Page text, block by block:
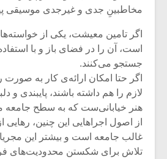
مخاطبینِ جدی و غیرجدی موسیقی
اگر تامین معیشت، یکی از
است، آن را در فضای باز و با
جستجو می‌کنند.
اگر حتا امکان ارائه‌ی کار به
لازم را هم داشته باشند، پایبندی و
هنر خیابانی‌ست که به سطح
از اصول اجراهایی این چنین،
غالب جامعه است و بیشتر این
تلاش برای شکستن محدودیت‌های
میکلوش روژا